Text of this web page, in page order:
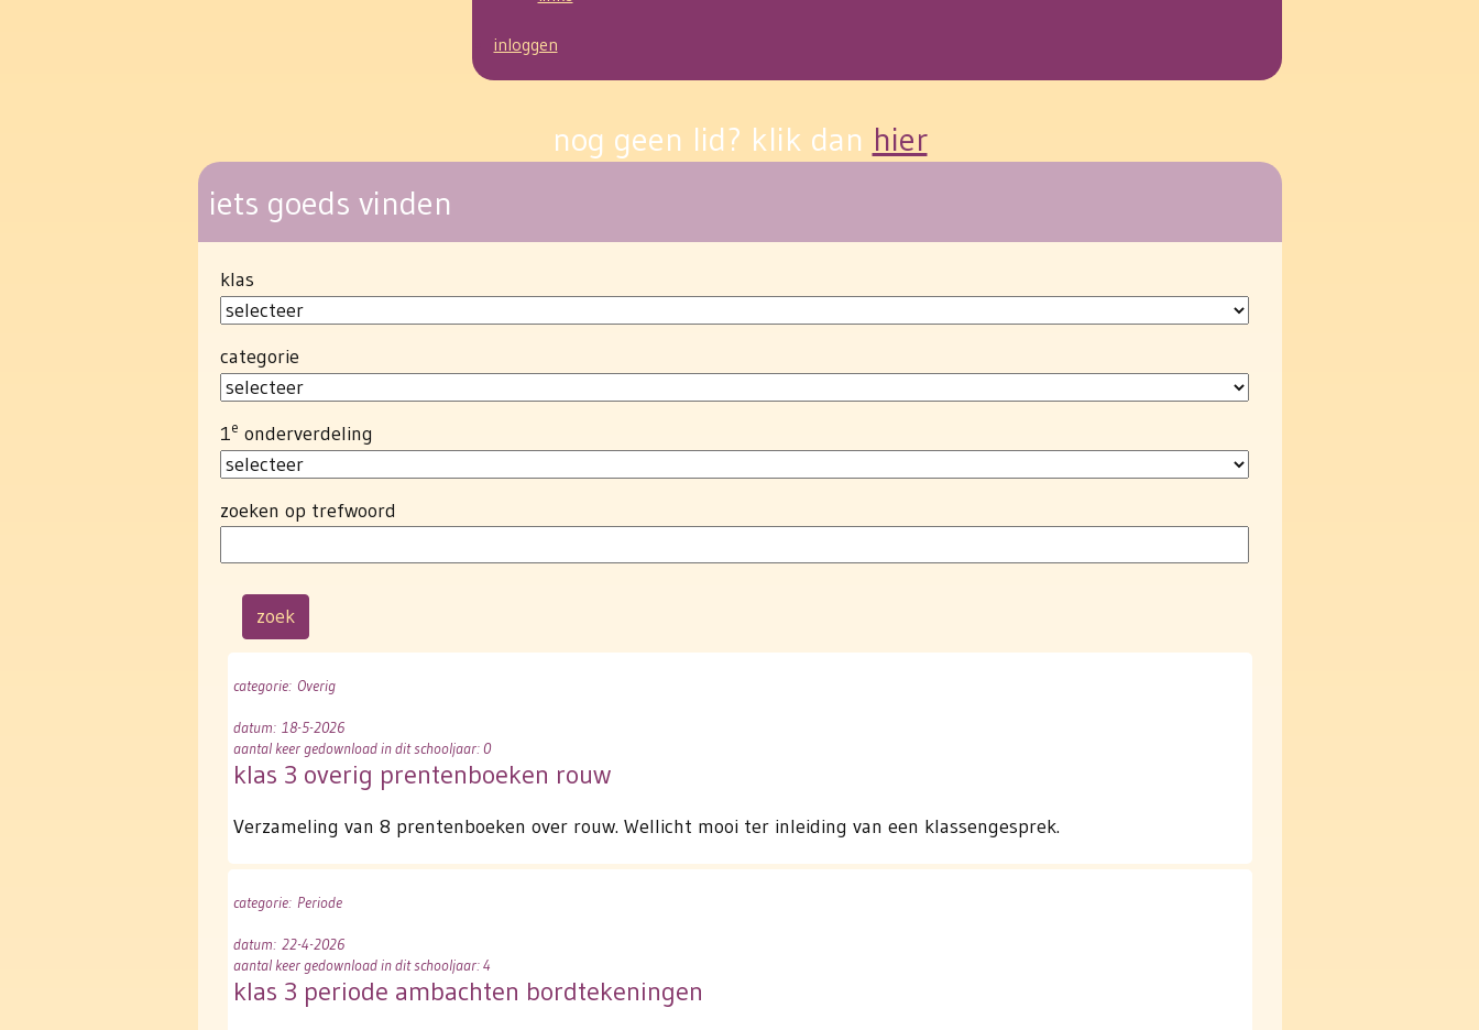
inloggen
nog geen lid? klik dan hier
iets goeds vinden
klas
categorie
1e onderverdeling
zoeken op trefwoord
categorie: Overig
datum: 18-5-2026
aantal keer gedownload in dit schooljaar: 0
klas 3 overig prentenboeken rouw
Verzameling van 8 prentenboeken over rouw. Wellicht mooi ter inleiding van een klassengesprek.
categorie: Periode
datum: 22-4-2026
aantal keer gedownload in dit schooljaar: 4
klas 3 periode ambachten bordtekeningen